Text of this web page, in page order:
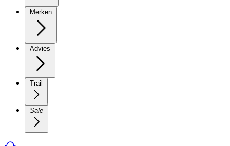
Merken
Advies
Trail
Sale